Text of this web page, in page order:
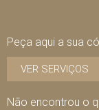
Peça aqui a sua
VER SERVIÇOS
Não encontrou o